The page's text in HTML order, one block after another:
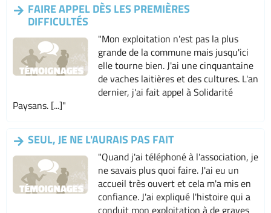
FAIRE APPEL DÈS LES PREMIÈRES
DIFFICULTÉS
"Mon exploitation n'est pas la plus
grande de la commune mais jusqu'ici
elle tourne bien. J'ai une cinquantaine
de vaches laitières et des cultures. L'an
dernier, j'ai fait appel à Solidarité
Paysans. [...]"
SEUL, JE NE L'AURAIS PAS FAIT
"Quand j'ai téléphoné à l'association, je
ne savais plus quoi faire. J'ai eu un
accueil très ouvert et cela m'a mis en
confiance. J'ai expliqué l'histoire qui a
conduit mon exploitation à de graves